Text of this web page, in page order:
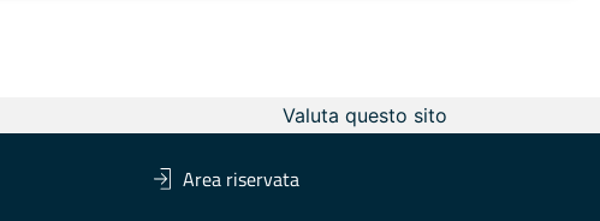
Valuta questo sito
Area riservata